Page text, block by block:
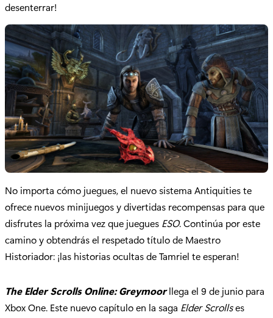
desenterrar!
No importa cómo juegues, el nuevo sistema Antiquities te
ofrece nuevos minijuegos y divertidas recompensas para que
disfrutes la próxima vez que juegues ESO. Continúa por este
camino y obtendrás el respetado título de Maestro
Historiador: ¡las historias ocultas de Tamriel te esperan!
The Elder Scrolls Online: Greymoorllega el 9 de junio para
Xbox One. Este nuevo capítulo en la saga Elder Scrollses